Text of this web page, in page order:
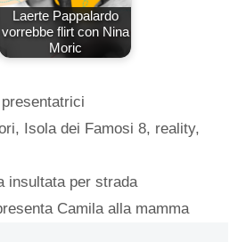
Laerte Pappalardo
vorrebbe flirt con Nina
Moric
presentatrici
, Isola dei Famosi 8, reality,
insultata per strada
Camila alla mamma